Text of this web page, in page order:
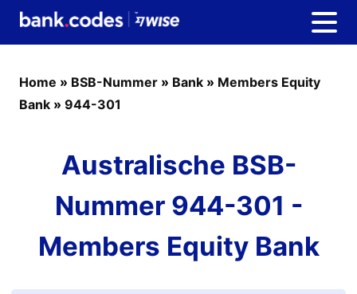
Home » BSB-Nummer » Bank » Members Equity
Bank » 944-301
Australische BSB-
Nummer 944-301 -
Members Equity Bank